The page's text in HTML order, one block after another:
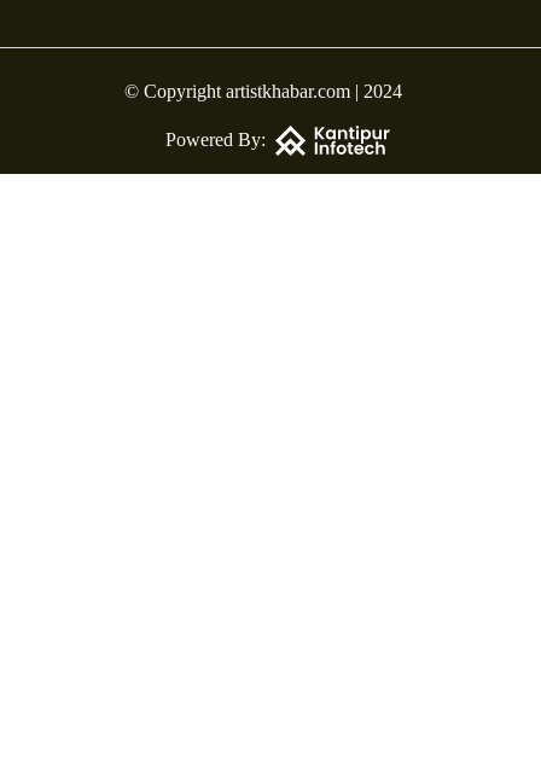
© Copyright artistkhabar.com | 2024
Powered By: